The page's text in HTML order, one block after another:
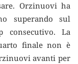
Orzinuovi ha
superando sul
consecutivo. La
finale non è
avanti per